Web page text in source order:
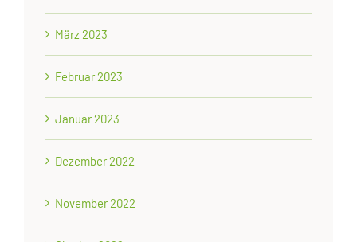
März 2023
Februar 2023
Januar 2023
Dezember 2022
November 2022